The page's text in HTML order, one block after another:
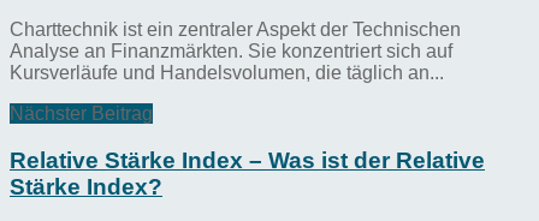
Charttechnik ist ein zentraler Aspekt der Technischen
Analyse an Finanzmärkten. Sie konzentriert sich auf
Kursverläufe und Handelsvolumen, die täglich an...
Nächster Beitrag
Relative Stärke Index – Was ist der Relative
Stärke Index?